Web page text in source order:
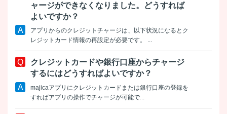
ャージができなくなりました。どうすれば
よいですか？
アプリからのクレジットチャージは、以下状況になるとク
レジットカード情報の再設定が必要です。 ...
クレジットカードや銀行口座からチャージ
するにはどうすればよいですか？
majicaアプリにクレジットカードまたは銀行口座の登録を
すればアプリの操作でチャージが可能で...